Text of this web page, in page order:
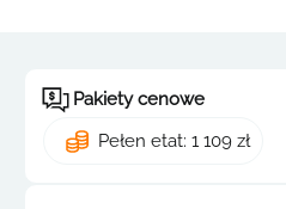
Pakiety cenowe
Pełen etat: 1 109 zł